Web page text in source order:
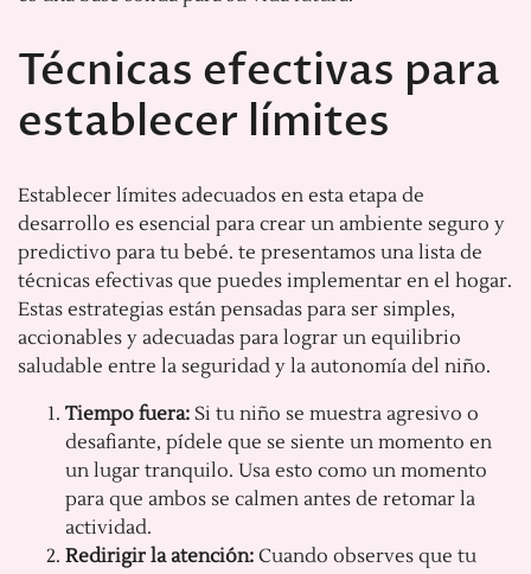
Técnicas efectivas para
establecer límites
Establecer límites adecuados en esta etapa de
desarrollo es esencial para crear un ambiente seguro y
predictivo para tu bebé. te presentamos una lista de
técnicas efectivas que puedes implementar en el hogar.
Estas estrategias están pensadas para ser simples,
accionables y adecuadas para lograr un equilibrio
saludable entre la seguridad y la autonomía del niño.
Tiempo fuera: Si tu niño se muestra agresivo o
desafiante, pídele que se siente un momento en
un lugar tranquilo. Usa esto como un momento
para que ambos se calmen antes de retomar la
actividad.
Redirigir la atención: Cuando observes que tu